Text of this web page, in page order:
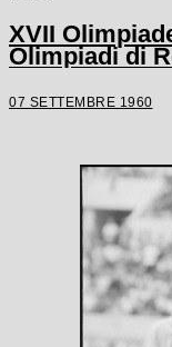
XVII
Olimpiadi di
07 SETTEMBRE 1960